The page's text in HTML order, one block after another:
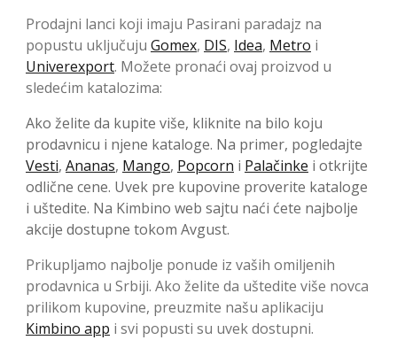
Prodajni lanci koji imaju Pasirani paradajz na
popustu uključuju Gomex, DIS, Idea, Metro i
Univerexport. Možete pronaći ovaj proizvod u
sledećim katalozima:
Ako želite da kupite više, kliknite na bilo koju
prodavnicu i njene kataloge. Na primer, pogledajte
Vesti, Ananas, Mango, Popcorn i Palačinke i otkrijte
odlične cene. Uvek pre kupovine proverite kataloge
i uštedite. Na Kimbino web sajtu naći ćete najbolje
akcije dostupne tokom Avgust.
Prikupljamo najbolje ponude iz vaših omiljenih
prodavnica u Srbiji. Ako želite da uštedite više novca
prilikom kupovine, preuzmite našu aplikaciju
Kimbino app i svi popusti su uvek dostupni.